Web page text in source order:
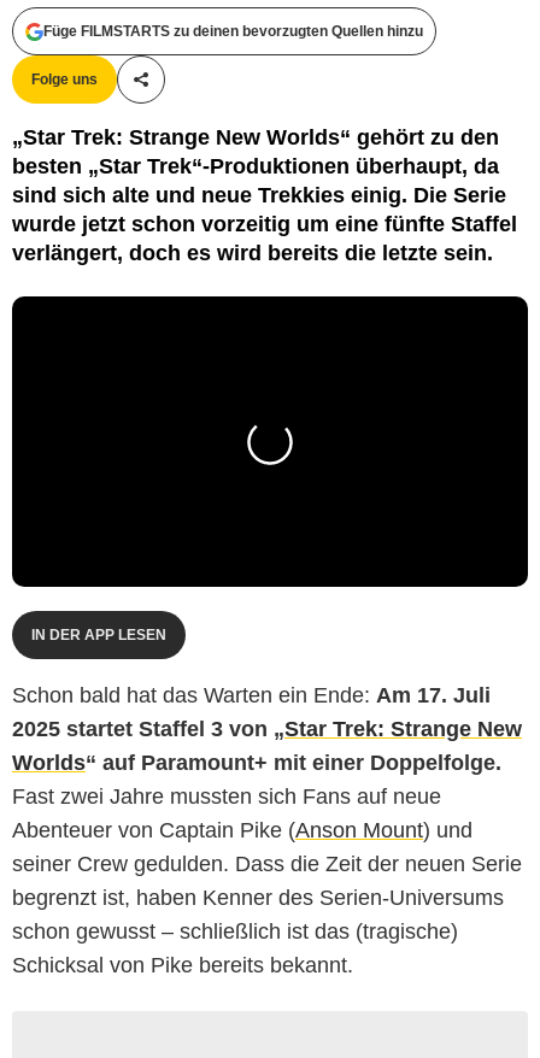
Füge FILMSTARTS zu deinen bevorzugten Quellen hinzu
Folge uns
Teile diesen Artikel
„Star Trek: Strange New Worlds“ gehört zu den
besten „Star Trek“-Produktionen überhaupt, da
sind sich alte und neue Trekkies einig. Die Serie
wurde jetzt schon vorzeitig um eine fünfte Staffel
verlängert, doch es wird bereits die letzte sein.
IN DER APP LESEN
Schon bald hat das Warten ein Ende: Am 17. Juli
2025 startet Staffel 3 von „Star Trek: Strange New
Worlds“ auf Paramount+ mit einer Doppelfolge.
Fast zwei Jahre mussten sich Fans auf neue
Abenteuer von Captain Pike (Anson Mount) und
seiner Crew gedulden. Dass die Zeit der neuen Serie
begrenzt ist, haben Kenner des Serien-Universums
schon gewusst – schließlich ist das (tragische)
Schicksal von Pike bereits bekannt.